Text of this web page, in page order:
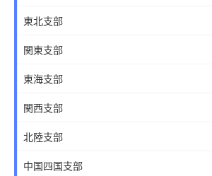
東北支部
関東支部
東海支部
関西支部
北陸支部
中国四国支部